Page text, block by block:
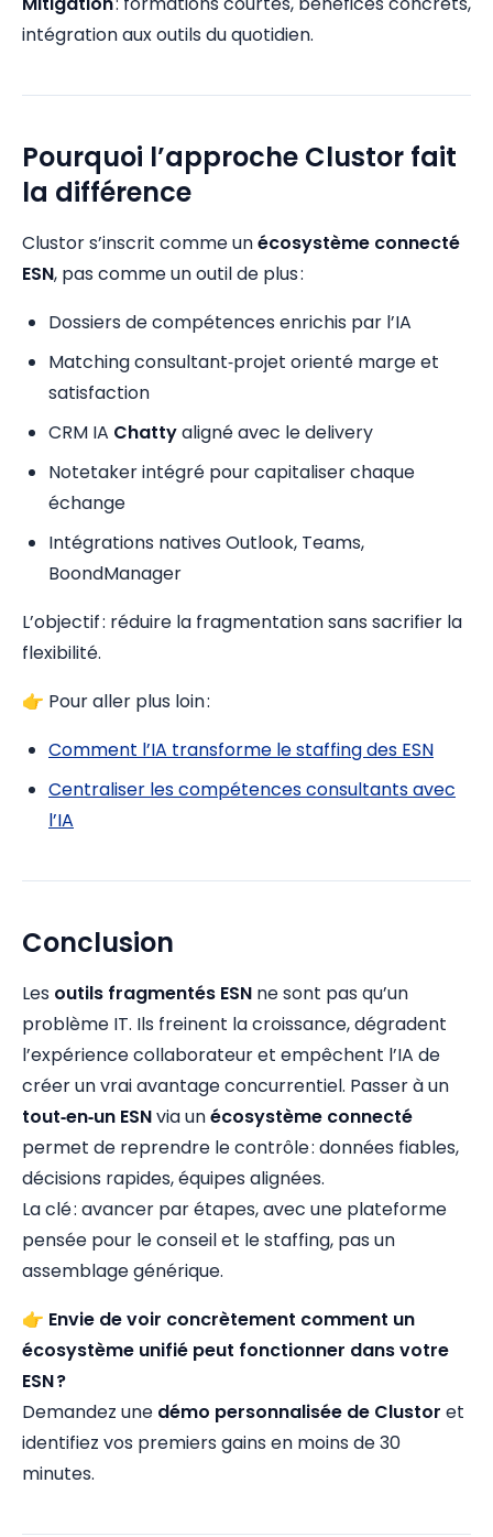
intégration aux outils du quotidien.
Pourquoi l’approche Clustor fait
la différence
Clustor s’inscrit comme unécosystème connecté
ESN, pas comme un outil de plus :
Dossiers de compétences enrichis par l’IA
Matching consultant‑projet orienté marge et
satisfaction
CRM IA Chattyaligné avec le delivery
Notetaker intégré pour capitaliser chaque
échange
Intégrations natives Outlook, Teams,
BoondManager
L’objectif : réduire la fragmentation sans sacrifier la
flexibilité.
👉 Pour aller plus loin :
Comment l’IA transforme le staffing des ESN
Centraliser les compétences consultants avec
l’IA
Conclusion
Les outils fragmentés ESN ne sont pas qu’un
problème IT. Ils freinent la croissance, dégradent
l’expérience collaborateur et empêchent l’IA de
créer un vrai avantage concurrentiel. Passer à un
tout‑en‑un ESNvia unécosystème connecté
permet de reprendre le contrôle : données fiables,
décisions rapides, équipes alignées.
La clé : avancer par étapes, avec une plateforme
pensée pour le conseil et le staffing, pas un
assemblage générique.
👉 Envie de voir concrètement comment un
écosystème unifié peut fonctionner dans votre
ESN ?
Demandez une démo personnalisée de Clustor et
identifiez vos premiers gains en moins de 30
minutes.